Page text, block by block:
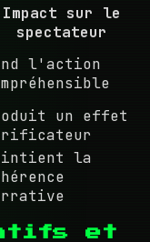
Impact sur le
spectateur
l'action
un effet
la
et